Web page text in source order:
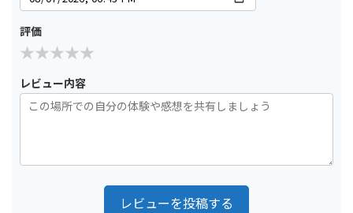
評価
レビュー内容
レビューを投稿する